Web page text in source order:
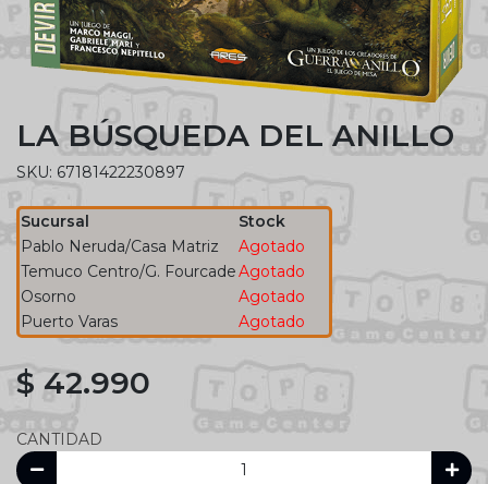
LA BÚSQUEDA DEL ANILLO
SKU: 67181422230897
Sucursal
Stock
Pablo Neruda/Casa Matriz
Agotado
Temuco Centro/G. FourcadeAgotado
Osorno
Agotado
Puerto Varas
Agotado
$ 42.990
CANTIDAD